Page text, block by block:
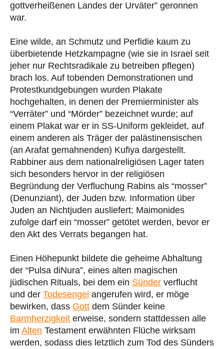
gottverheißenen Landes der Urväter” geronnen
war.
Eine wilde, an Schmutz und Perfidie kaum zu
überbietende Hetzkampagne (wie sie in Israel seit
jeher nur Rechtsradikale zu betreiben pflegen)
brach los. Auf tobenden Demonstrationen und
Protestkundgebungen wurden Plakate
hochgehalten, in denen der Premierminister als
“Verräter” und “Mörder” bezeichnet wurde; auf
einem Plakat war er in SS-Uniform gekleidet, auf
einem anderen als Träger der palästinensischen
(an Arafat gemahnenden) Kufiya dargestellt.
Rabbiner aus dem nationalreligiösen Lager taten
sich besonders hervor in der religiösen
Begründung der Verfluchung Rabins als “mosser”
(Denunziant), der Juden bzw. Information über
Juden an Nichtjuden ausliefert; Maimonides
zufolge darf ein “mosser” getötet werden, bevor er
den Akt des Verrats begangen hat.
Einen Höhepunkt bildete die geheime Abhaltung
der “Pulsa diNura”, eines alten magischen
jüdischen Rituals, bei dem ein Sünder verflucht
und der Todesengel angerufen wird, er möge
bewirken, dass Gott dem Sünder keine
Barmherzigkeit erweise, sondern stattdessen alle
im Alten Testament erwähnten Flüche wirksam
werden, sodass dies letztlich zum Tod des Sünders